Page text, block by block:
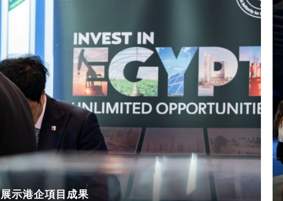
示港企項目成果